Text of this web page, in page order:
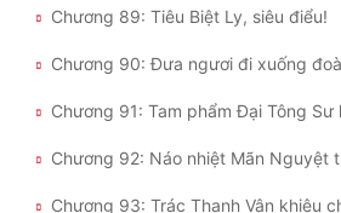
Chương 89: Tiêu Biệt Ly, siêu điểu!
Chương 90: Đưa ngươi đi xuống
Chương 91: Tam phẩm Đại Tông Sư
Chương 92: Náo nhiệt Mãn Nguyệt
Chương 93: Trác Thanh Vân khiêu